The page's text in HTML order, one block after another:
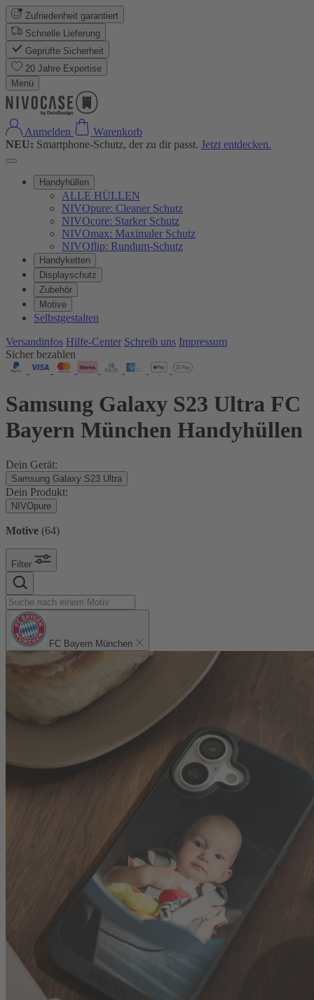
Zufriedenheit garantiert
Schnelle Lieferung
Geprüfte Sicherheit
20 Jahre Expertise
Menü
Anmelden
Warenkorb
NEU: Smartphone-Schutz, der zu dir passt. Jetzt entdecken.
Handyhüllen
ALLE HÜLLEN
NIVOpure: Cleaner Schutz
NIVOcore: Starker Schutz
NIVOmax: Maximaler Schutz
NIVOflip: Rundum-Schutz
Handyketten
Displayschutz
Zubehör
Motive
Selbstgestalten
Versandinfos Hilfe-Center Schreib uns Impressum
Sicher bezahlen
Samsung Galaxy S23 Ultra FC
Bayern München Handyhüllen
Dein Gerät:
Samsung Galaxy S23 Ultra
Dein Produkt:
NIVOpure
Motive (64)
Filter
FC Bayern München